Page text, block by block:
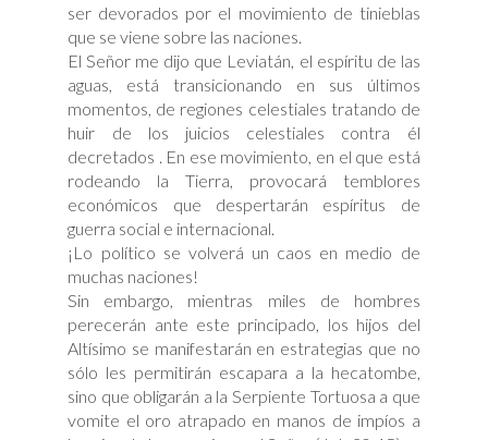
ser devorados por el movimiento de tinieblas
que se viene sobre las naciones.
El Señor me dijo que Leviatán, el espíritu de las
aguas, está transicionando en sus últimos
momentos, de regiones celestiales tratando de
huir de los juicios celestiales contra él
decretados . En ese movimiento, en el que está
rodeando la Tierra, provocará temblores
económicos que despertarán espíritus de
guerra social e internacional.
¡Lo político se volverá un caos en medio de
muchas naciones!
Sin embargo, mientras miles de hombres
perecerán ante este principado, los hijos del
Altísimo se manifestarán en estrategias que no
sólo les permitirán escapara a la hecatombe,
sino que obligarán a la Serpiente Tortuosa a que
vomite el oro atrapado en manos de impíos a